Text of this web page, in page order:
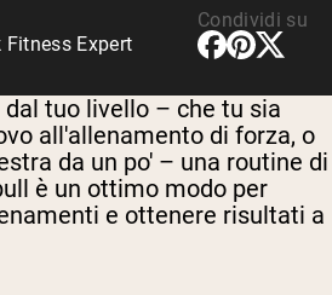
Fitness Expert
Condividi su
tuo livello – che tu sia
all'allenamento di forza, o
da un po' – una routine di
è un ottimo modo per
e ottenere risultati a